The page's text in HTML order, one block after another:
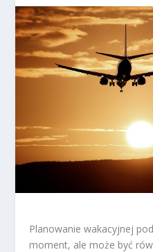
Planowanie wakacyjnej
moment, ale może być